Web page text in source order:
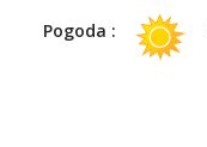
Pogoda :